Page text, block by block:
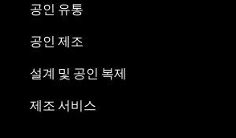
공인 유통
공인 제조
설계 및 공인 복제
제조 서비스